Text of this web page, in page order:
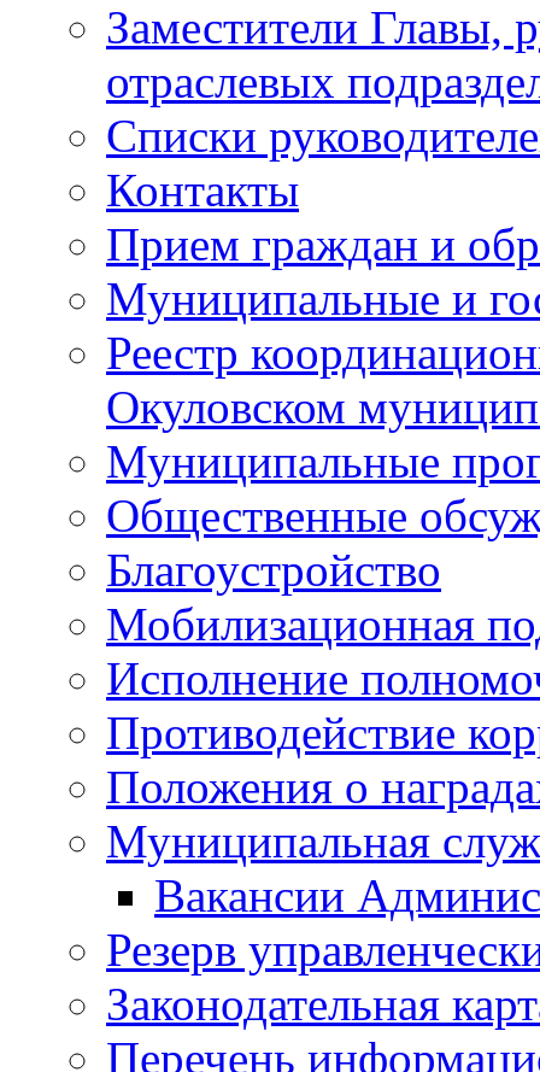
Заместители Главы,
отраслевых
Списки
Контакты
Прием граждан и
Муниципальные и
Реестр
Окуловском
Муниципальные
Общественные
Благоустройство
Мобилизационная
Исполнение
Противодействие
Положения о
Муниципальная
Вакансии
Резерв
Законодательная
Перечень